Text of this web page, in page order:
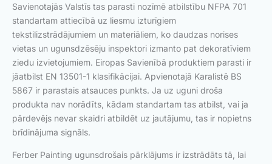
Savienotajās Valstīs tas parasti nozīmē atbilstību NFPA 701
standartam attiecībā uz liesmu izturīgiem
tekstilizstrādājumiem un materiāliem, ko daudzas norises
vietas un ugunsdzēsēju inspektori izmanto pat dekoratīviem
ziedu izvietojumiem. Eiropas Savienībā produktiem parasti ir
jāatbilst EN 13501-1 klasifikācijai. Apvienotajā Karalistē BS
5867 ir parastais atsauces punkts. Ja uz uguni droša
produkta nav norādīts, kādam standartam tas atbilst, vai ja
pārdevējs nevar skaidri atbildēt uz jautājumu, tas ir nopietns
brīdinājuma signāls.
Ferber Painting ugunsdrošais pārklājums ir izstrādāts tā, lai